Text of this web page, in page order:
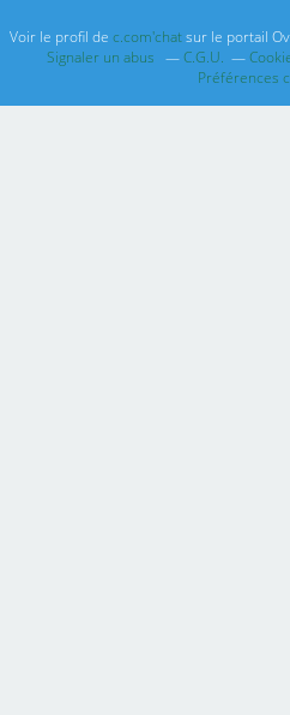
Voir le profil de c.com'chatsur le portail
Signaler un abus
C.G.U.
Préférences